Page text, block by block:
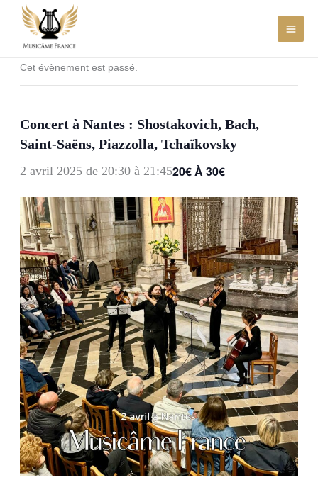
contenu
Cet évènement est passé.
Concert à Nantes : Shostakovich, Bach,
Saint-Saëns, Piazzolla, Tchaïkovsky
2 avril 2025 de 20:30à 21:4520€ À 30€